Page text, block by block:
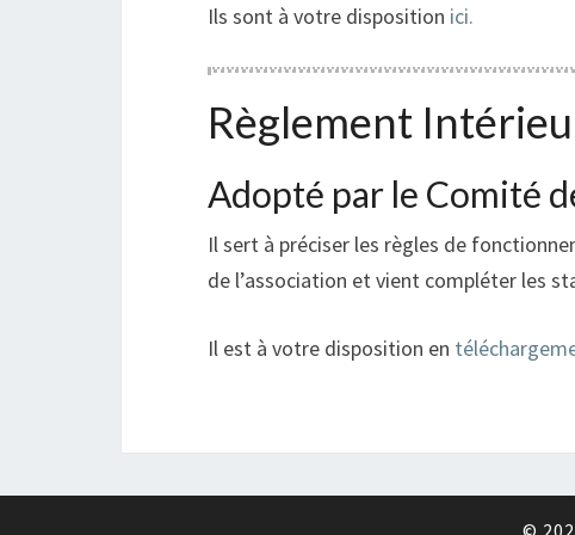
Ils sont à votre disposition ici.
Règlement
Adopté par le Comité
Il sert à préciser les règles de
de l’association et vient compléter les
Il est à votre disposition en
©